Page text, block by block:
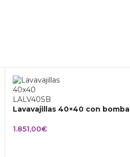
Lavavajillas 40×40 con bomba
1.851,00€